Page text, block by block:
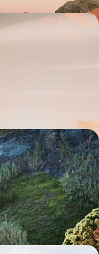
un jardin sous
- Les Açores
la variété des